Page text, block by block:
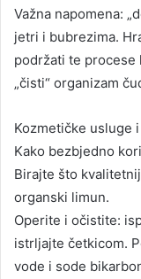
Važna napomena:
jetri i bubrezima.
podržati te procese
„čisti“ organizam
Kozmetičke usluge
Kako bezbjedno
Birajte što
organski limun.
Operite i očistite:
istrljajte četkicom.
vode i sode